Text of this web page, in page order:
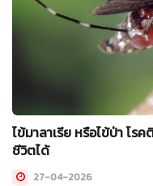
ไข้มาลาเรีย หรือไข้ป่า โ
ชีวิตได้
27-04-2026